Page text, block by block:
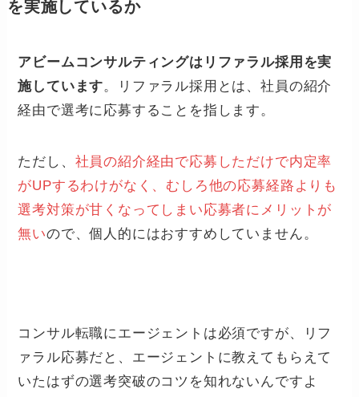
を実施しているか
アビームコンサルティングはリファラル採用を実
施しています。リファラル採用とは、社員の紹介
経由で選考に応募することを指します。
ただし、 社員の紹介経由で応募しただけで内定率
がUPするわけがなく、むしろ他の応募経路よりも
選考対策が甘くなってしまい応募者にメリットが
無いので、個人的にはおすすめしていません。
コンサル転職にエージェントは必須ですが、リフ
ァラル応募だと、エージェントに教えてもらえて
いたはずの選考突破のコツを知れないんですよ